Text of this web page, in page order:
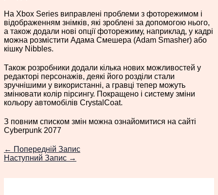
На Xbox Series виправлені проблеми з фоторежимом і
відображенням знімків, які зроблені за допомогою нього,
а також додали нові опції фоторежиму, наприклад, у кадрі
можна розмістити Адама Смешера (Adam Smasher) або
кішку Nibbles.
Також розробники додали кілька нових можливостей у
редакторі персонажів, деякі його розділи стали
зручнішими у використанні, а гравці тепер можуть
змінювати колір пірсингу. Покращено і систему зміни
кольору автомобілів CrystalCoat.
З повним списком змін можна ознайомитися на сайті
Cyberpunk 2077
← Попередній Запис
Наступний Запис →